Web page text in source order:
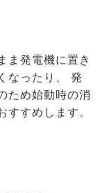
ま発電機に置き
なったり、 発
ため始動時の消
すすめします。